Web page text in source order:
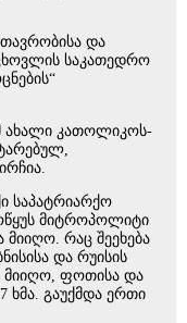
და
საკათედრო
ახალი კათოლიკოს-
საპატრიარქო
მიტროპოლიტი
მიიღო. რაც შეეხება
და რუისის
მიიღო, ფოთისა და
გაუქმდა ერთი